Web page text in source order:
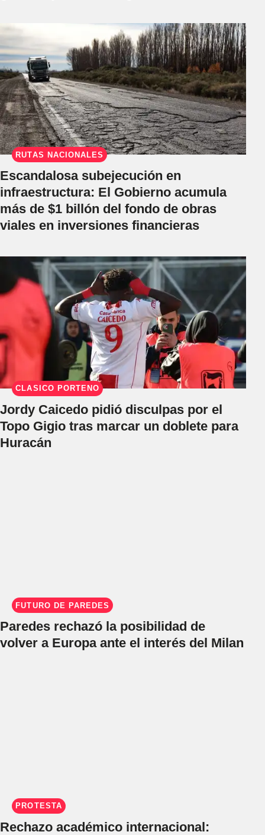
RUTAS NACIONALES
Escandalosa subejecución en
infraestructura: El Gobierno acumula
más de $1 billón del fondo de obras
viales en inversiones financieras
CLÁSICO PORTEÑO
Jordy Caicedo pidió disculpas por el
Topo Gigio tras marcar un doblete para
Huracán
FUTURO DE PAREDES
Paredes rechazó la posibilidad de
volver a Europa ante el interés del Milan
PROTESTA
Rechazo académico internacional: